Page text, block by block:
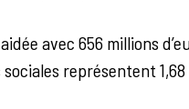
avec 656 millions
représentent